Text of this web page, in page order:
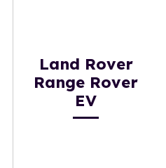
Land Rover
Range Rover
EV